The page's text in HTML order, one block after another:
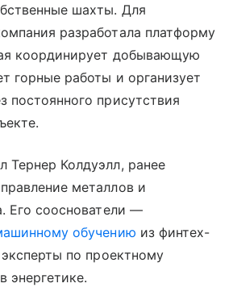
шахты. Для
разработала платформу
координирует добывающую
горные работы и организует
постоянного присутствия
Тернер Колдуэлл, ранее
металлов и
Его сооснователи —
обучению из финтех-
по проектному
энергетике.